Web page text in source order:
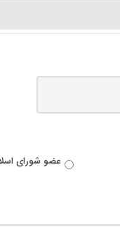
عضو شورای